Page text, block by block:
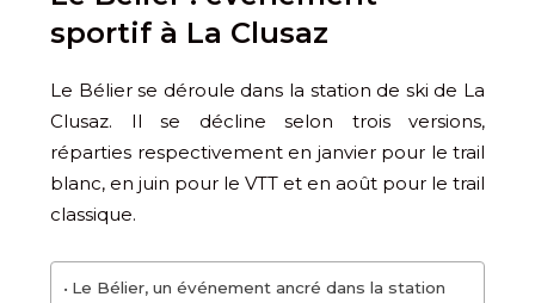
sportif à La Clusaz
Le Bélier se déroule dans la station de ski de La
Clusaz. Il se décline selon trois versions,
réparties respectivement en janvier pour le trail
blanc, en juin pour le VTT et en août pour le trail
classique.
Le Bélier, un événement ancré dans la station